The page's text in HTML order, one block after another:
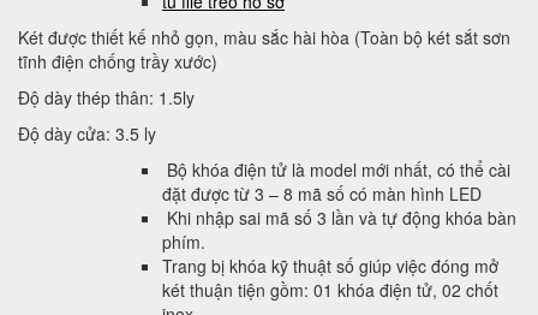
Két được thiết kế nhỏ gọn, màu sắc hài hòa (Toàn bộ két sắt sơn
tĩnh điện chống trầy xước)
Độ dày thép thân: 1.5ly
Độ dày cửa: 3.5 ly
Bộ khóa điện tử là model mới nhất, có thể cài
đặt được từ 3 – 8 mã số có màn hình LED
Khi nhập sai mã số 3 lần và tự động khóa bàn
phím.
Trang bị khóa kỹ thuật số giúp việc đóng mở
két thuận tiện gồm: 01 khóa điện tử, 02 chốt